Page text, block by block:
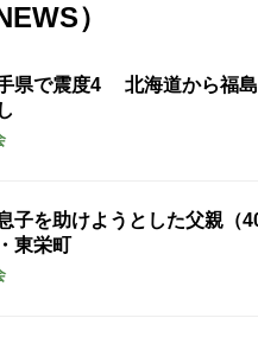
）
手県で震度4 北海道から福
子を助けようとした父親
東栄町